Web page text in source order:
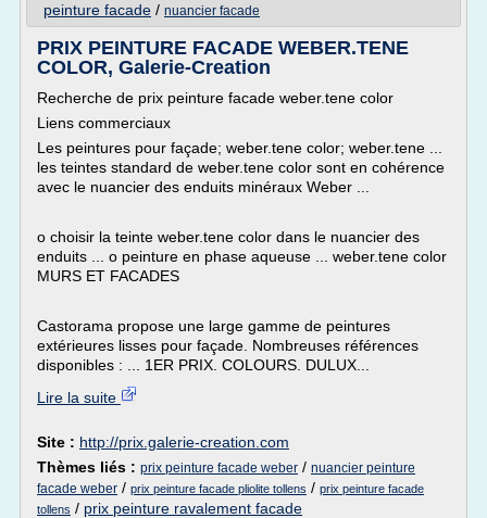
peinture facade / nuancier facade
PRIX PEINTURE FACADE WEBER.TENE
COLOR, Galerie-Creation
Recherche de prix peinture facade weber.tene color
Liens commerciaux
Les peintures pour façade; weber.tene color; weber.tene ...
les teintes standard de weber.tene color sont en cohérence
avec le nuancier des enduits minéraux Weber ...
o choisir la teinte weber.tene color dans le nuancier des
enduits ... o peinture en phase aqueuse ... weber.tene color
MURS ET FACADES
Castorama propose une large gamme de peintures
extérieures lisses pour façade. Nombreuses références
disponibles : ... 1ER PRIX. COLOURS. DULUX...
Lire la suite
Site : http://prix.galerie-creation.com
Thèmes liés : prix peinture facade weber / nuancier peinture
facade weber / prix peinture facade pliolite tollens / prix peinture facade
tollens / prix peinture ravalement facade